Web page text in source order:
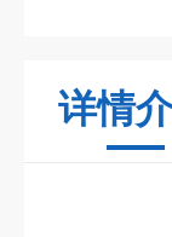
详情